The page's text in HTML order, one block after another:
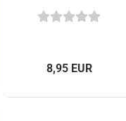
Hexenbesen klein
8,95 EUR